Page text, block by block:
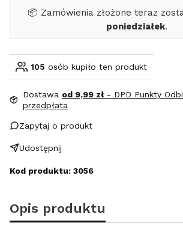
📦 Zamówienia złożone teraz
poniedziałek.
105 osób kupiło ten produkt
Dostawa od 9,99 zł - DPD Punkty
przedpłata
Zapytaj o produkt
Udostępnij
Kod produktu: 3056
Opis produktu